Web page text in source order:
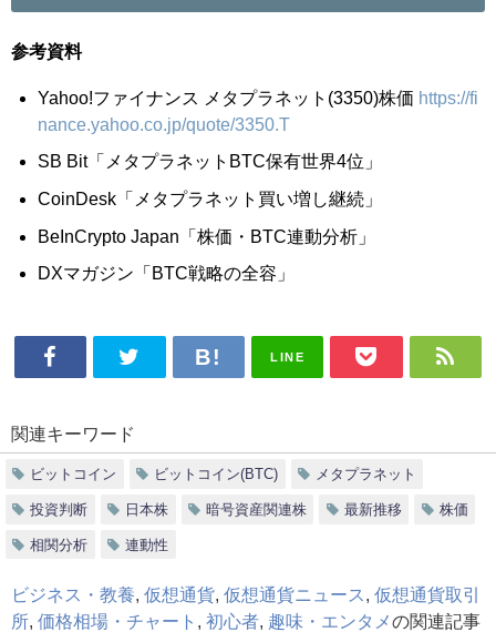
参考資料
Yahoo!ファイナンス メタプラネット(3350)株価 https://fi
nance.yahoo.co.jp/quote/3350.T
SB Bit「メタプラネットBTC保有世界4位」
CoinDesk「メタプラネット買い増し継続」
BeInCrypto Japan「株価・BTC連動分析」
DXマガジン「BTC戦略の全容」
LINE
関連キーワード
ビットコイン ビットコイン(BTC) メタプラネット
投資判断 日本株 暗号資産関連株 最新推移 株価
相関分析 連動性
ビジネス・教養, 仮想通貨, 仮想通貨ニュース , 仮想通貨取引
所, 価格相場・チャート , 初心者, 趣味・エンタメの関連記事